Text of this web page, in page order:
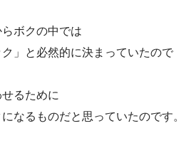
ボクの中では
」と必然的に決まっていたので
るために
なるものだと思っていたのです。